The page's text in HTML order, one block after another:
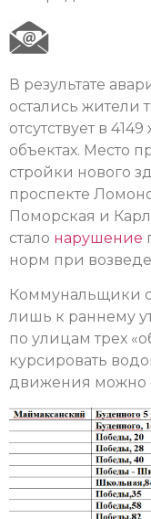
В результате
остались жители
отсутствует в
объектах. Место
стройки нового
проспекте
Поморская и
стало нарушение
норм при
Коммунальщики
лишь к раннему
по улицам трех
курсировать
движения можно